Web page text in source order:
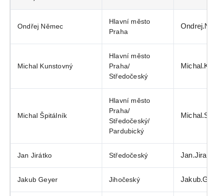
Ondřej Němec
Hlavní město
Praha
Michal Kunstovný
Hlavní město
Praha/
Středočeský
Michal Špitálník
Hlavní město
Praha/
Středočeský/
Pardubický
Jan Jirátko Středočeský
Jakub Geyer Jihočeský